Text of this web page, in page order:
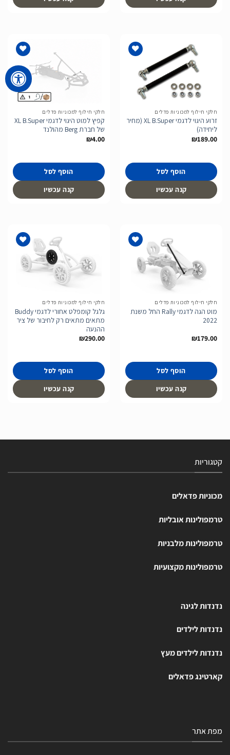
לרשימת
המשאלות
חלקי חילוף למכוניות פדלים
זרוע היגוי לדגמי XL B.Super (מחיר
ליחידה)
₪189.00
הוסף לסל
קנה עכשיו
הוסף
לרשימת
המשאלות
חלקי חילוף למכוניות פדלים
קפיץ למוט היגוי לדגמי XL B.Super
של חברת Berg מהולנד
₪4.00
הוסף לסל
קנה עכשיו
חלקי חילוף למכוניות פדלים
מוט הגה לדגמי Rally החל משנת
2022
₪179.00
הוסף לסל
קנה עכשיו
הוסף
חלקי חילוף למכוניות פדלים
גלגל קומפלט אחורי לדגמי Buddy
מתאים מתאים רק לחיבור של ציר
ההנעה
₪290.00
הוסף לסל
קנה עכשיו
קטגוריות
מכוניות פדאלים
טרמפולינות אובליות
טרמפולינות מלבניות
טרמפולינות מקצועיות
נדנדות לגינה
נדנדות לילדים
נדנדות לילדים מעץ
קארטינג פדאלים
מפת אתר